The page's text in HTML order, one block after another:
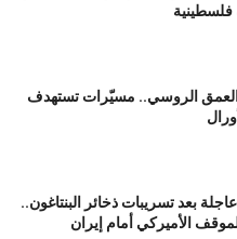
فلسطينية
العمق الروسي.. مسيّرات تستهدف
بعد تسريبات ذخائر البنتاغون..
الأميركي أمام إيران